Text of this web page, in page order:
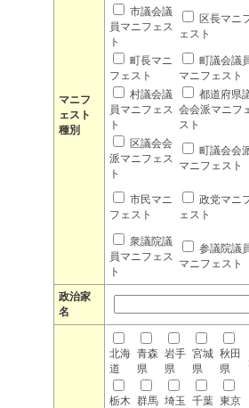
マニフ
ェスト
種別
市議会議
員マニフェス
ト
区長マニ
ェスト
町長マニ
フェスト
町議会議
マニフェスト
村議会議
員マニフェス
ト
都道府県
会会派マニフ
スト
区議会会
派マニフェス
ト
町議会会
マニフェスト
市民マニ
フェスト
政党マニ
ェスト
衆議院議
員マニフェス
ト
参議院議
マニフェスト
政治家
名
北海
道
青森
県
岩手
県
宮城
県
秋田
県
栃木 群馬 埼玉 千葉 東京